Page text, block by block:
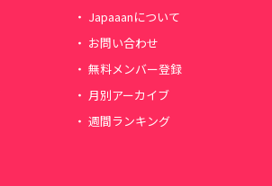
Japaaanについて
お問い合わせ
無料メンバー登録
月別アーカイブ
週間ランキング